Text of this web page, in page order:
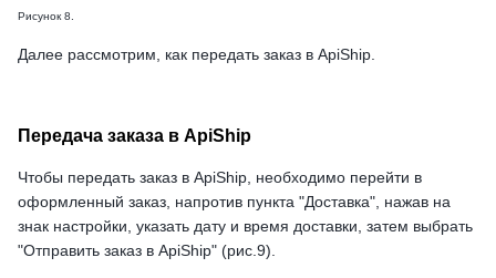
Рисунок 8.
Далее рассмотрим, как передать заказ в ApiShip.
Передача заказа в ApiShip
Чтобы передать заказ в ApiShip, необходимо перейти в
оформленный заказ, напротив пункта "Доставка", нажав на
знак настройки, указать дату и время доставки, затем выбрать
"Отправить заказ в ApiShip" (рис.9).